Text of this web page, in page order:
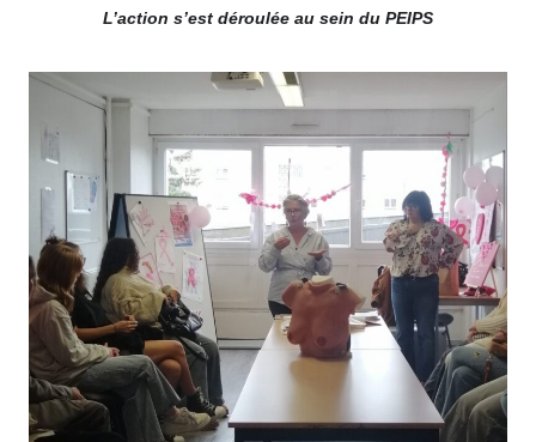
L’action s’est déroulée au sein du PEIPS